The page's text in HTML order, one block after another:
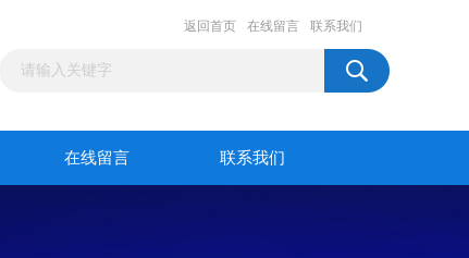
返回首页 在线留言 联系我们
在线留言 联系我们